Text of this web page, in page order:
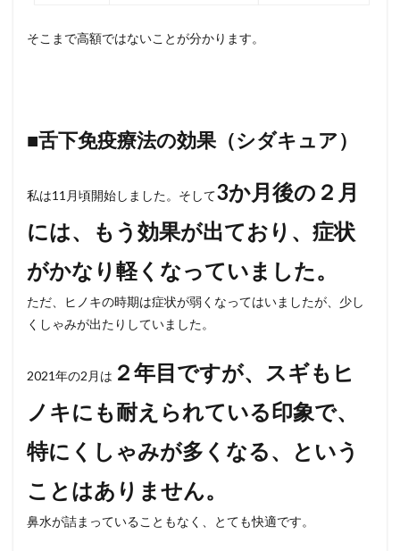
そこまで高額ではないことが分かります。
■舌下免疫療法の効果（シダキュア）
私は11月頃開始しました。そして3か月後の２月
には、もう効果が出ており、症状
がかなり軽くなっていました。
ただ、ヒノキの時期は症状が弱くなってはいましたが、少し
くしゃみが出たりしていました。
2021年の2月は ２年目ですが、スギもヒ
ノキにも耐えられている印象で、
特にくしゃみが多くなる、という
ことはありません。
鼻水が詰まっていることもなく、とても快適です。